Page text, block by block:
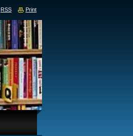
RSS Print